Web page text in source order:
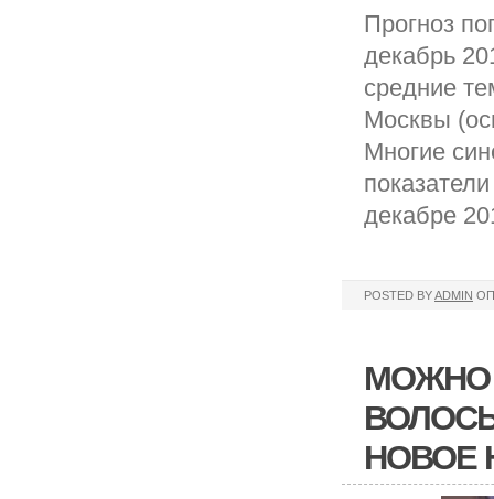
Прогноз
декабрь
средние
Москвы
Многие
декабре
POSTED BYADMIN
МОЖНО
НОВОЕ